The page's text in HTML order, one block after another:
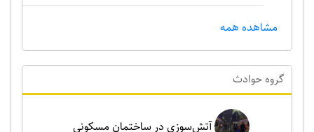
مشاهده همه
گروه حوادث
آتش‌سوزی در ساختمان مسکونی